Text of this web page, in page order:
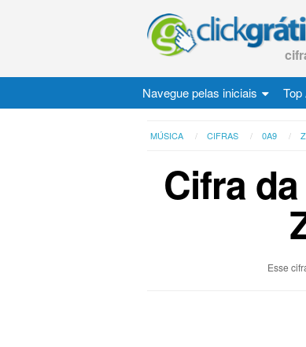
Navegue pelas iniciais Top
MÚSICA CIFRAS 0A9
Cifra
Esse